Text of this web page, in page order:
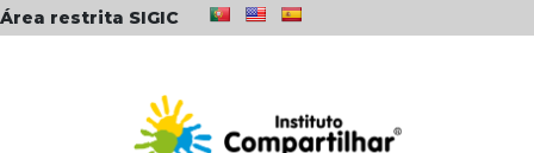
Área restrita SIGIC